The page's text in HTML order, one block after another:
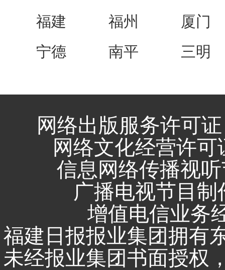
福建
福州
厦门
宁德
南平 三明
网络出版服务许可
网络文化经营许可
信息网络传播视
广播电视节目
增值电信业务
福建日报报业集团拥有
未经报业集团书面授权